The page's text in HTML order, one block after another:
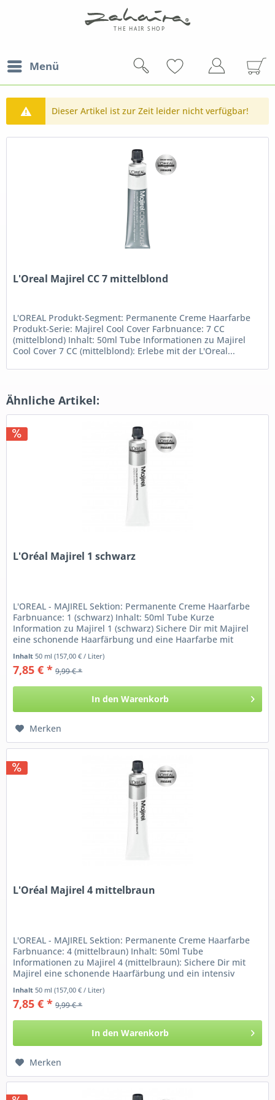
Menü
Dieser Artikel ist zur Zeit leider nicht verfügbar!
L'Oreal Majirel CC 7 mittelblond
L'OREAL Produkt-Segment: Permanente Creme Haarfarbe
Produkt-Serie: Majirel Cool Cover Farbnuance: 7 CC
(mittelblond) Inhalt: 50ml Tube Informationen zu Majirel
Cool Cover 7 CC (mittelblond): Erlebe mit der L'Oreal...
Ähnliche Artikel:
L'Oréal Majirel 1 schwarz
L'OREAL - MAJIREL Sektion: Permanente Creme Haarfarbe
Farbnuance: 1 (schwarz) Inhalt: 50ml Tube Kurze
Information zu Majirel 1 (schwarz) Sichere Dir mit Majirel
eine schonende Haarfärbung und eine Haarfarbe mit
Inhalt 50 ml(157,00 € / Liter)
7,85 € * 9,99 € *
In den Warenkorb
Merken
L'Oréal Majirel 4 mittelbraun
L'OREAL - MAJIREL Sektion: Permanente Creme Haarfarbe
Farbnuance: 4 (mittelbraun) Inhalt: 50ml Tube
Informationen zu Majirel 4 (mittelbraun): Sichere Dir mit
Majirel eine schonende Haarfärbung und ein intensiv
Inhalt 50 ml(157,00 € / Liter)
7,85 € * 9,99 € *
In den Warenkorb
Merken